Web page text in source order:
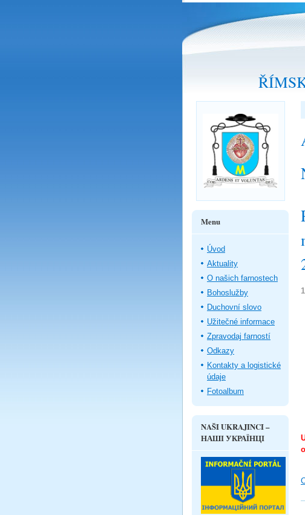
Menu
Úvod
Aktuality
O našich farnostech
Bohoslužby
Duchovní slovo
Užitečné informace
Zpravodaj farností
Odkazy
Kontakty a logistické
údaje
Fotoalbum
NAŠI UKRAJINCI –
НАШІ УКРАЇНЦІ